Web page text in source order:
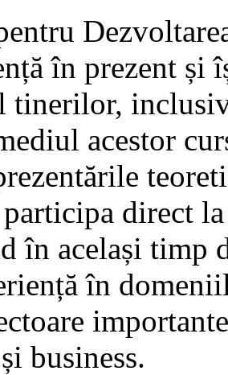
în prezent și
tinerilor,
acestor
direct
în același timp
în
business.